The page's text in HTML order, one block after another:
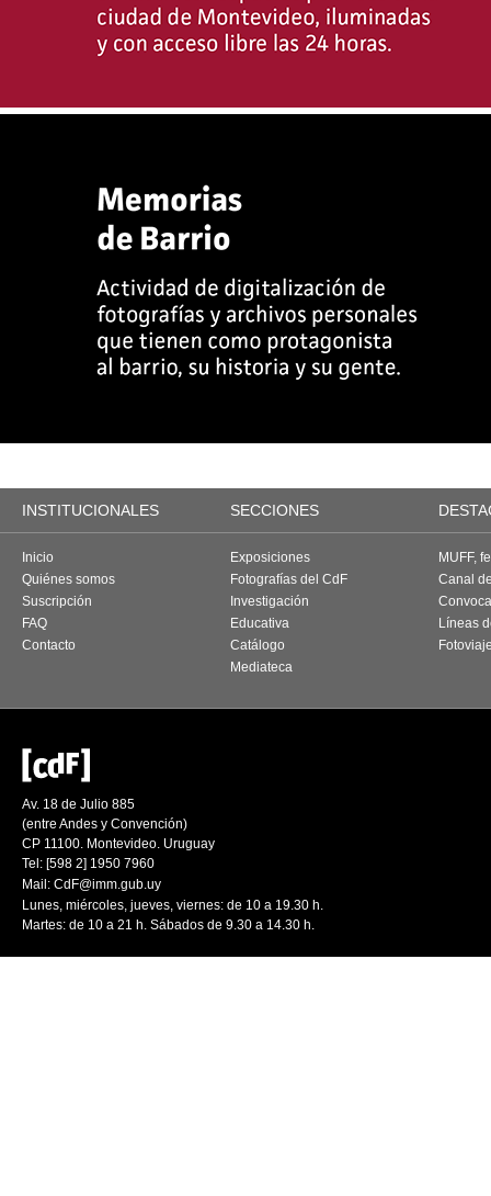
INSTITUCIONALES SECCIONES
Inicio
Quiénes somos
Suscripción
FAQ
Contacto
Exposiciones
Fotografías del CdF
Investigación
Educativa
Catálogo
Mediateca
MUFF,
Canal
Líneas
Av. 18 de Julio 885
(entre Andes y Convención)
CP 11100. Montevideo. Uruguay
Tel: [598 2] 1950 7960
Mail: CdF@imm.gub.uy
Lunes, miércoles, jueves, viernes: de 10 a 19.30 h.
Martes: de 10 a 21 h. Sábados de 9.30 a 14.30 h.